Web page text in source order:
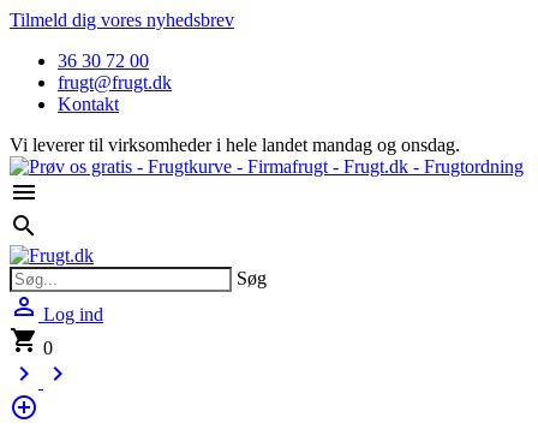
Tilmeld dig vores nyhedsbrev
36 30 72 00
frugt@frugt.dk
Kontakt
Vi leverer til virksomheder i hele landet mandag og onsdag.

search
Søg
 Log ind
shopping_cart 0
keyboard_arrow_right
keyboard_arrow_right
control_point